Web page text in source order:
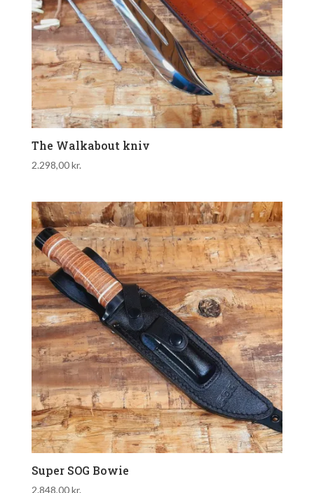
The Walkabout kniv
2.298,00kr.
Super SOG Bowie
2.848,00kr.